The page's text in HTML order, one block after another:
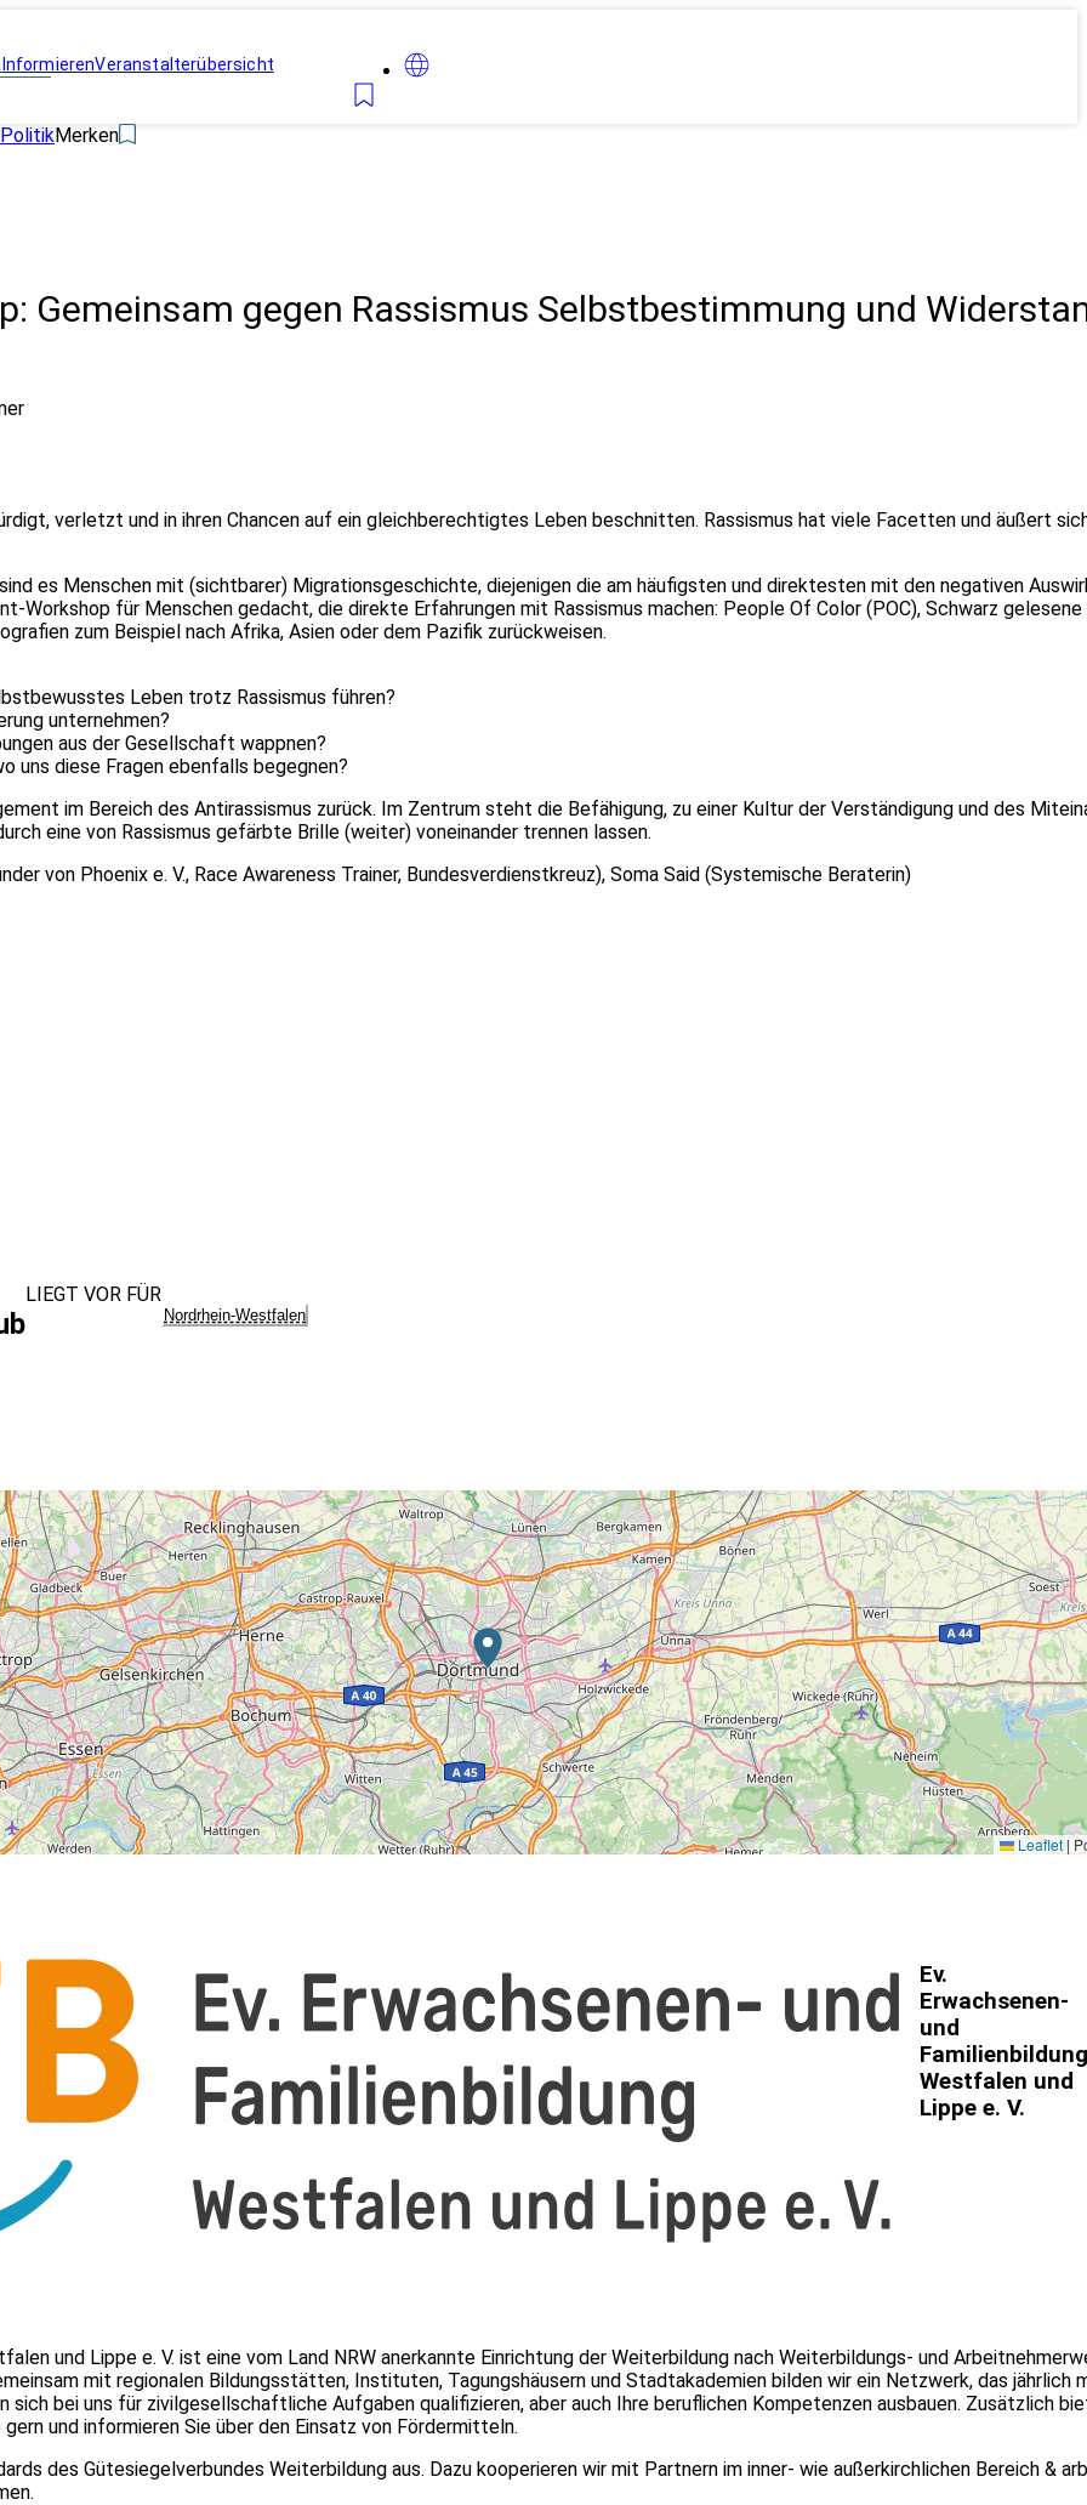
InformierenVeranstalterübersicht
Merken
Gemeinsam gegen Rassismus Selbstbestimmung und
verletzt und in ihren Chancen auf ein gleichberechtigtes Leben beschnitten. Rassismus hat viele Facetten und äußert
es Menschen mit (sichtbarer) Migrationsgeschichte, diejenigen die am häufigsten und direktesten mit den negativen
Workshop für Menschen gedacht, die direkte Erfahrungen mit Rassismus machen: People Of Color (POC), Schwarz
zum Beispiel nach Afrika, Asien oder dem Pazifik zurückweisen.
Leben trotz Rassismus führen?
unternehmen?
aus der Gesellschaft wappnen?
uns diese Fragen ebenfalls begegnen?
im Bereich des Antirassismus zurück. Im Zentrum steht die Befähigung, zu einer Kultur der Verständigung und des
eine von Rassismus gefärbte Brille (weiter) voneinander trennen lassen.
von Phoenix e. V., Race Awareness Trainer, Bundesverdienstkreuz), Soma Said (Systemische Beraterin)
LIEGT VOR FÜR
Nordrhein-Westfalen
Leaflet|
Ev.
Erwachsenen-
und
Familienbildung
Westfalen und
Lippe e. V.
und Lippe e. V. ist eine vom Land NRW anerkannte Einrichtung der Weiterbildung nach Weiterbildungs- und
mit regionalen Bildungsstätten, Instituten, Tagungshäusern und Stadtakademien bilden wir ein Netzwerk, das jährlich
sich bei uns für zivilgesellschaftliche Aufgaben qualifizieren, aber auch Ihre beruflichen Kompetenzen ausbauen. Zusätzlich
und informieren Sie über den Einsatz von Fördermitteln.
des Gütesiegelverbundes Weiterbildung aus. Dazu kooperieren wir mit Partnern im inner- wie außerkirchlichen Bereich &